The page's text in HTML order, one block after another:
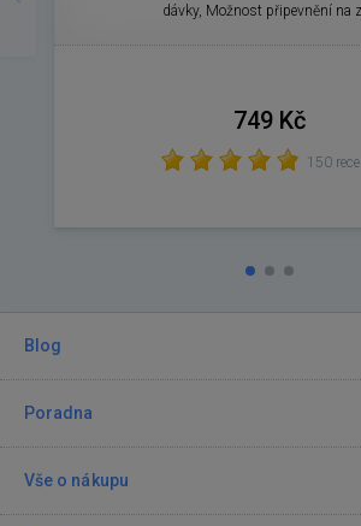
dávky, Možnost připevnění na
749 Kč
150
Blog
Poradna
Vše o nákupu